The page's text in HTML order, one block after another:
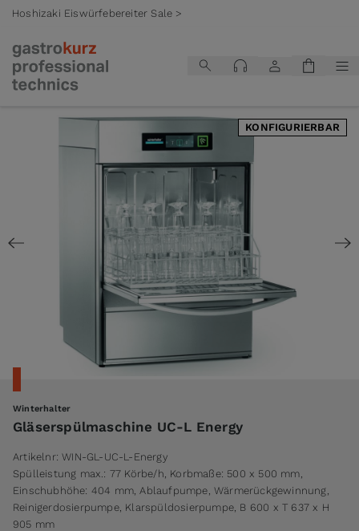
Hoshizaki Eiswürfebereiter Sale >
KONFIGURIERBAR
Winterhalter
Gläserspülmaschine UC-L Energy
Artikelnr:WIN-GL-UC-L-Energy
Spülleistung max.: 77 Körbe/h, Korbmaße: 500 x 500 mm,
Einschubhöhe: 404 mm, Ablaufpumpe, Wärmerückgewinnung,
Reinigerdosierpumpe, Klarspüldosierpumpe, B 600 x T 637 x H
905 mm